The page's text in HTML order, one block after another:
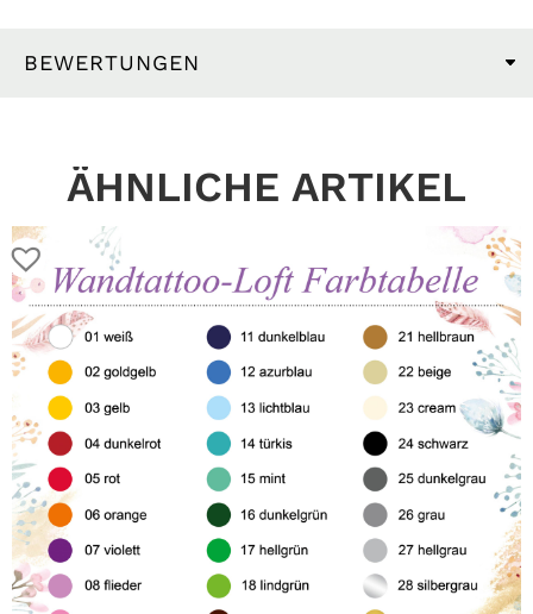
BEWERTUNGEN
ÄHNLICHE ARTIKEL